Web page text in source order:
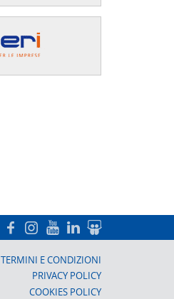
TERMINI E CONDIZIONI
PRIVACY POLICY
COOKIES POLICY